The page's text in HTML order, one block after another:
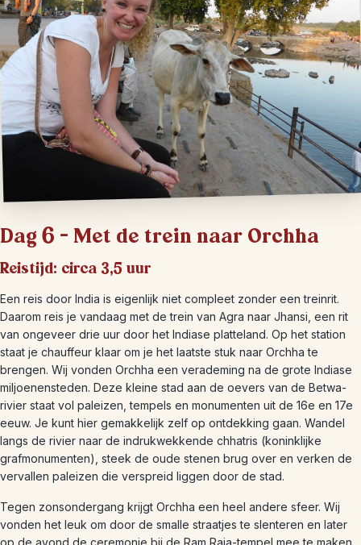
Dag 6 – Met de trein naar Orchha
Reistijd: circa 3,5 uur
Een reis door India is eigenlijk niet compleet zonder een treinrit.
Daarom reis je vandaag met de trein van Agra naar Jhansi, een rit
van ongeveer drie uur door het Indiase platteland. Op het station
staat je chauffeur klaar om je het laatste stuk naar Orchha te
brengen. Wij vonden Orchha een verademing na de grote Indiase
miljoenensteden. Deze kleine stad aan de oevers van de Betwa-
rivier staat vol paleizen, tempels en monumenten uit de 16e en 17e
eeuw. Je kunt hier gemakkelijk zelf op ontdekking gaan. Wandel
langs de rivier naar de indrukwekkende chhatris (koninklijke
grafmonumenten), steek de oude stenen brug over en verken de
vervallen paleizen die verspreid liggen door de stad.
Tegen zonsondergang krijgt Orchha een heel andere sfeer. Wij
vonden het leuk om door de smalle straatjes te slenteren en later
op de avond de ceremonie bij de Ram Raja-tempel mee te maken.